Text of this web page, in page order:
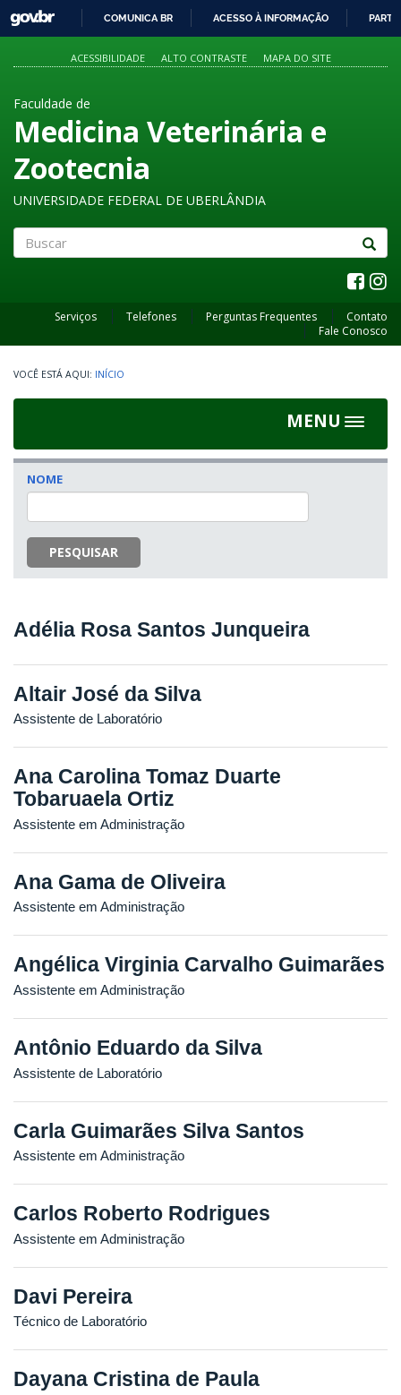
PARA
O
GOVBR
COMUNICA BR ACESSO À INFORMAÇÃO
ACESSIBILIDADE ALTO CONTRASTE MAPA DO SITE
Faculdade de
Medicina Veterinária e
Zootecnia
UNIVERSIDADE FEDERAL DE UBERLÂNDIA
Serviços Telefones Perguntas Frequentes
Contato
Fale Conosco
INÍCIO
MENU
Toggle
NOME
PESQUISAR
Adélia Rosa Santos Junqueira
Altair José da Silva
Assistente de Laboratório
Ana Carolina Tomaz Duarte
Tobaruaela Ortiz
Assistente em Administração
Ana Gama de Oliveira
Assistente em Administração
Angélica Virginia Carvalho Guimarães
Assistente em Administração
Antônio Eduardo da Silva
Assistente de Laboratório
Carla Guimarães Silva Santos
Assistente em Administração
Carlos Roberto Rodrigues
Assistente em Administração
Davi Pereira
Técnico de Laboratório
Dayana Cristina de Paula